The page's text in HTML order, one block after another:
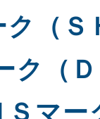
（Ｓ
（Ｄ
マー